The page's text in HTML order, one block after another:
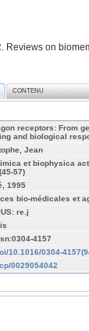
Reviews on
CONTENU
receptors: From
and biological
Jean
et biophysica
57)
1995
bio-médicales et
re.j
4157
10.1016/0304-
0029054042